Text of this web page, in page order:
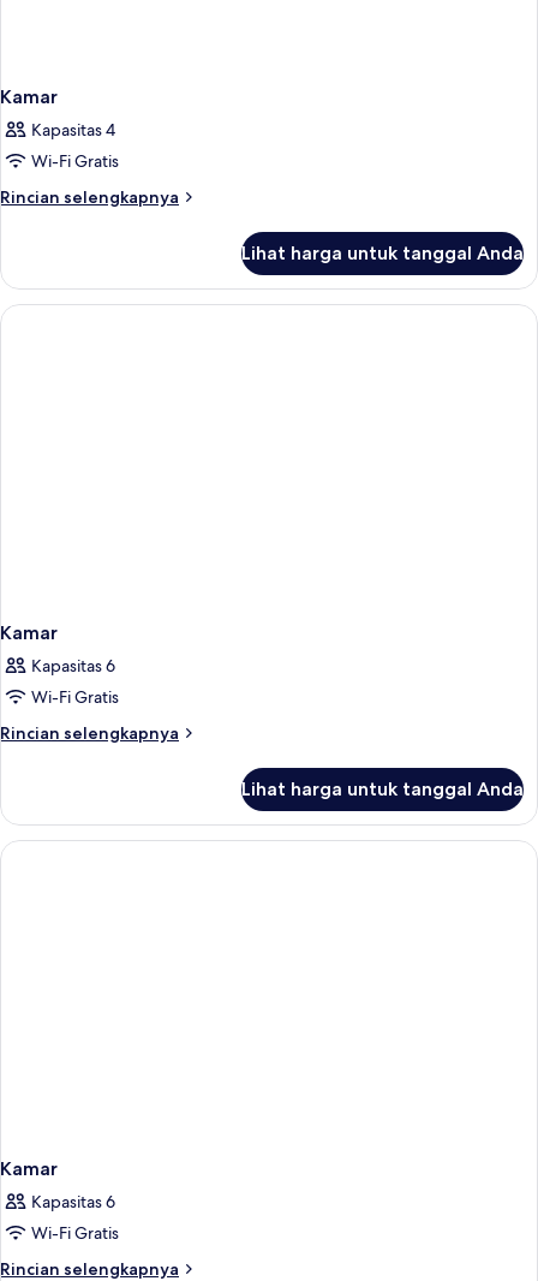
Kamar
Kapasitas 4
Wi-Fi Gratis
Rincian selengkapnya
Rincian
Kamar
Lihat harga untuk tanggal Anda
Kamar
Kapasitas 6
Wi-Fi Gratis
Rincian selengkapnya
Rincian
Kamar
Lihat harga untuk tanggal Anda
Kamar
Kapasitas 6
Wi-Fi Gratis
Rincian selengkapnya
Rincian